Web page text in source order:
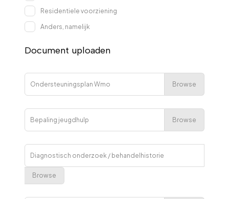
Residentiele voorziening
Anders, namelijk
Document uploaden
Ondersteuningsplan Wmo Browse
Bepaling jeugdhulp Browse
Diagnostisch onderzoek / behandelhistorie
Browse